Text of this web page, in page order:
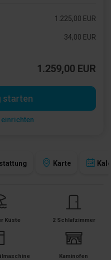
Karte
Küste 2 Schlafzimmer
Kaminofen
1.225,00 EUR
34,00 EUR
1.259,00 EUR
starten